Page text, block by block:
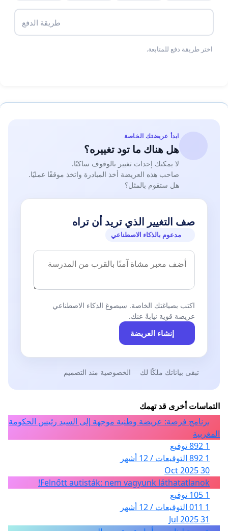
طريقة الدفع
اختر طريقة دفع للمتابعة.
ابدأ عريضتك الخاصة
هل هناك ما تود تغييره؟
لا يمكنك إحداث تغيير بالوقوف ساكنًا.
صاحب هذه العريضة أخذ المبادرة واتخذ موقفًا عمليًا.
هل ستقوم بالمثل؟
صف التغيير الذي تريد أن تراه
مدعوم بالذكاء الاصطناعي
اكتب بصياغتك الخاصة. سيصوغ الذكاء الاصطناعي
عريضة قوية نيابةً عنك.
إنشاء العريضة
تبقى بياناتك ملكًا لك الخصوصية منذ التصميم
التماسات أخرى قد تهمك
برنامج فرصة: عريضة وطنية موجهة إلى السيد رئيس الحكومة
المغربية
1 892 توقيع
1 892 التوقيعات / 12 أشهر
30 Oct 2025
Felnőtt autisták: nem vagyunk láthatatlanok!
1 105 توقيع
1 011 التوقيعات / 12 أشهر
31 Jul 2025